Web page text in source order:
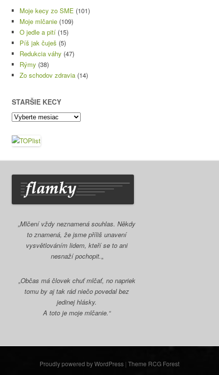
Moje kecy zo SME (101)
Moje mlčanie (109)
O jedle a pití (15)
Píš jak čuješ (5)
Redukcia váhy (47)
Rýmy (38)
Zo schodov zdravia (14)
STARŠIE KECY
Staršie
kecy
„Mlčení vždy neznamená souhlas. Někdy
to znamená, že jsme příliš unavení
vysvětlováním lidem, kteří se to ani
nesnaží pochopit.„
„Občas má človek chuť mlčať, no napriek
tomu by aj tak rád niečo povedal bez
jedinej hlásky.
A toto je moje mlčanie.“
Proudly powered by WordPress | Theme RCG Forest